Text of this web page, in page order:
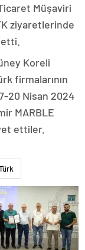
Müşaviri
ziyaretlerinde
Koreli
firmalarının
20 Nisan 2024
MARBLE
ettiler.